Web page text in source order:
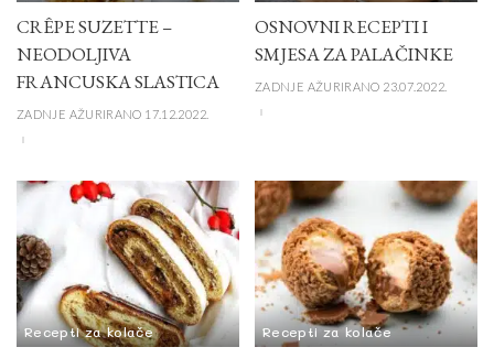
CRÊPE SUZETTE –
NEODOLJIVA
FRANCUSKA SLASTICA
ZADNJE AŽURIRANO 17.12.2022.
OSNOVNI RECEPTI I
SMJESA ZA PALAČINKE
ZADNJE AŽURIRANO 23.07.2022.
Recepti za kolače Recepti za kolače